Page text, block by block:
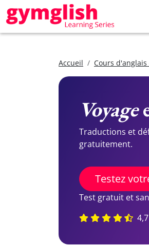
Accueil Cours
Voyage
Traductions et
gratuitement.
Testez
Test gratuit et